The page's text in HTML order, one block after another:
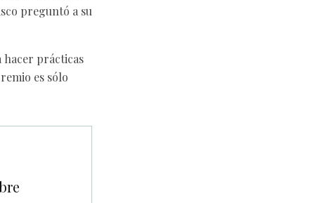
preguntó a su
hacer prácticas
es sólo